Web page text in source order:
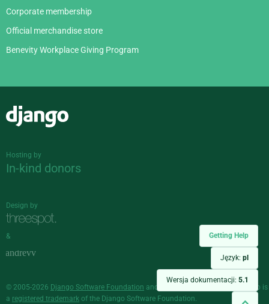
Getting Help
Język: pl
Wersja dokumentacji: 5.1
Corporate membership
Official merchandise store
Benevity Workplace Giving Program
Hosting by
In-kind donors
Design by
&
© 2005-2026 Django Software Foundation and individual contributors. Django is
a registered trademark of the Django Software Foundation.